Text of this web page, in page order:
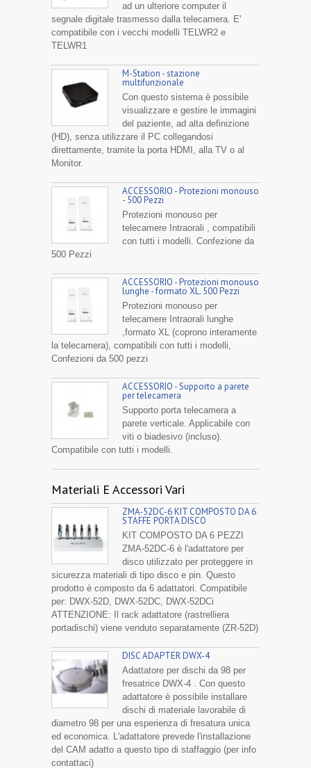
ad un ulteriore computer il
segnale digitale trasmesso dalla telecamera. E'
compatibile con i vecchi modelli TELWR2 e
TELWR1
M-Station - stazione
multifunzionale
Con questo sistema è possibile
visualizzare e gestire le immagini
del paziente, ad alta definizione
(HD), senza utilizzare il PC collegandosi
direttamente, tramite la porta HDMI, alla TV o al
Monitor.
ACCESSORIO - Protezioni monouso
- 500 Pezzi
Protezioni monouso per
telecamere Intraorali , compatibili
con tutti i modelli. Confezione da
500 Pezzi
ACCESSORIO - Protezioni monouso
lunghe - formato XL. 500 Pezzi
Protezioni monouso per
telecamere Intraorali lunghe
,formato XL (coprono interamente
la telecamera), compatibili con tutti i modelli,
Confezioni da 500 pezzi
ACCESSORIO - Supporto a parete
per telecamera
Supporto porta telecamera a
parete verticale. Applicabile con
viti o biadesivo (incluso).
Compatibile con tutti i modelli.
Materiali E Accessori Vari
ZMA-52DC-6 KIT COMPOSTO DA 6
STAFFE PORTA DISCO
KIT COMPOSTO DA 6 PEZZI
ZMA-52DC-6 è l'adattatore per
disco utilizzato per proteggere in
sicurezza materiali di tipo disco e pin. Questo
prodotto è composto da 6 adattatori. Compatibile
per: DWX-52D, DWX-52DC, DWX-52DCi
ATTENZIONE: Il rack adattatore (rastrelliera
portadischi) viene venduto separatamente (ZR-52D)
DISC ADAPTER DWX-4
Adattatore per dischi da 98 per
fresatrice DWX-4 . Con questo
adattatore è possibile installare
dischi di materiale lavorabile di
diametro 98 per una esperienza di fresatura unica
ed economica. L'adattatore prevede l'installazione
del CAM adatto a questo tipo di staffaggio (per info
contattaci)